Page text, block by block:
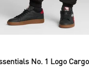
No. 1 Logo